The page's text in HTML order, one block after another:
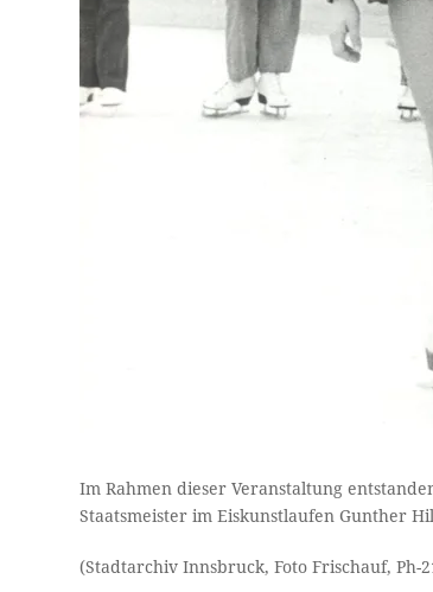
Im Rahmen dieser Veranstaltung
Staatsmeister im Eiskunstlaufen Gunther
(Stadtarchiv Innsbruck, Foto Frischauf, Ph-